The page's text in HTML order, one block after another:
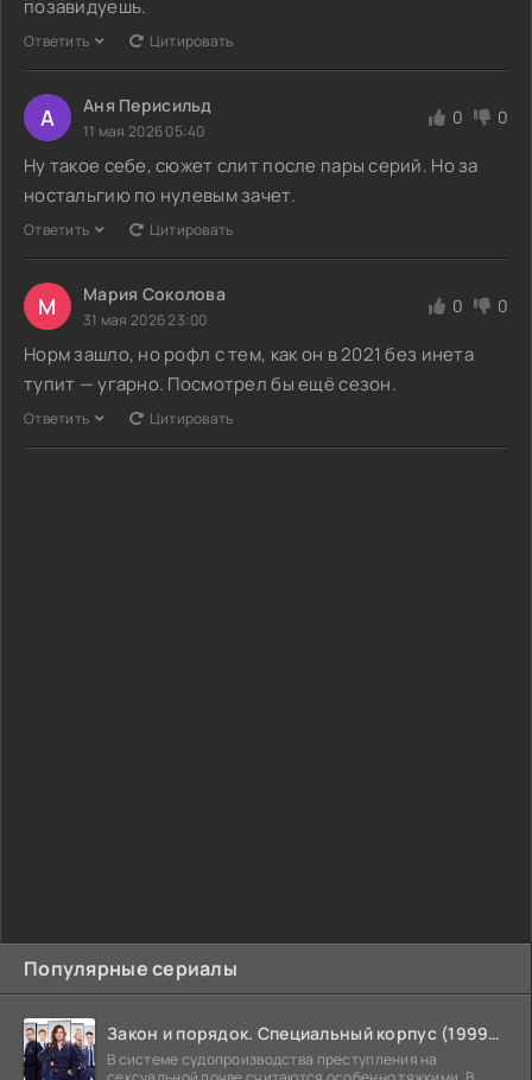
Популярные сериалы
Закон и порядок. Специальный корпус (1999-2026)
В системе судопроизводства преступления на
позавидуешь.
Ответить Цитировать
А Аня Перисильд
11 мая 2026 05:40
0 0
Ну такое себе, сюжет слит после пары серий. Но за
ностальгию по нулевым зачет.
Ответить Цитировать
М Мария Соколова
31 мая 2026 23:00
0 0
Норм зашло, но рофл с тем, как он в 2021 без инета
тупит — угарно. Посмотрел бы ещё сезон.
Ответить Цитировать